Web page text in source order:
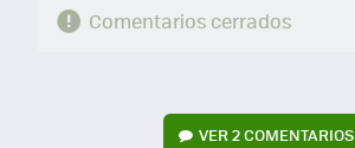
Comentarios cerrados
VER2 COMENTARIOS